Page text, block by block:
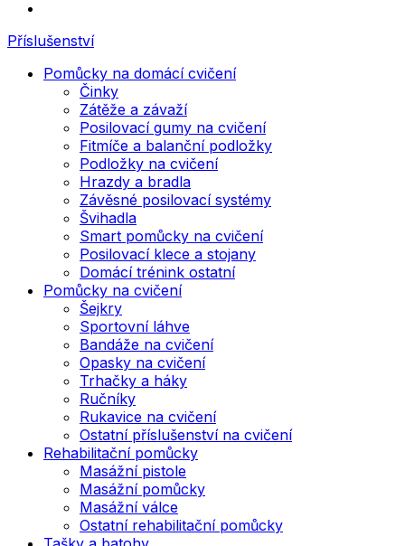
Příslušenství
Pomůcky na domácí cvičení
Činky
Zátěže a závaží
Posilovací gumy na cvičení
Fitmíče a balanční podložky
Podložky na cvičení
Hrazdy a bradla
Závěsné posilovací systémy
Švihadla
Smart pomůcky na cvičení
Posilovací klece a stojany
Domácí trénink ostatní
Pomůcky na cvičení
Šejkry
Sportovní láhve
Bandáže na cvičení
Opasky na cvičení
Trhačky a háky
Ručníky
Rukavice na cvičení
Ostatní příslušenství na cvičení
Rehabilitační pomůcky
Masážní pistole
Masážní pomůcky
Masážní válce
Ostatní rehabilitační pomůcky